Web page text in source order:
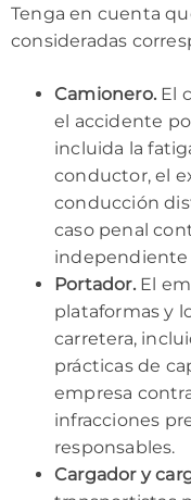
Tenga en cuenta
consideradas
Camionero. El
el accidente
incluida la
conductor, el
conducción
caso penal
independiente
Portador. El
plataformas y
carretera,
prácticas de
empresa
infracciones
responsables.
Cargador y